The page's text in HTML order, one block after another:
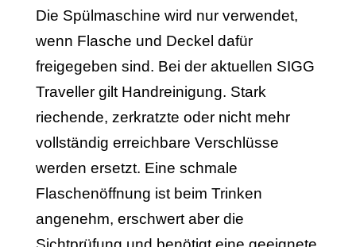
Die Spülmaschine wird nur verwendet,
wenn Flasche und Deckel dafür
freigegeben sind. Bei der aktuellen SIGG
Traveller gilt Handreinigung. Stark
riechende, zerkratzte oder nicht mehr
vollständig erreichbare Verschlüsse
werden ersetzt. Eine schmale
Flaschenöffnung ist beim Trinken
angenehm, erschwert aber die